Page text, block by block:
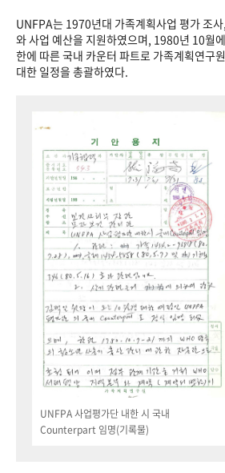
UNFPA는 1970년대 가족계획사업 평가 조
와 사업 예산을 지원하였으며, 1980년 10월
한에 따른 국내 카운터 파트로 가족계획연구
대한 일정을 총괄하였다.
UNFPA 사업평가단 내한 시 국내
Counterpart 임명(기록물)